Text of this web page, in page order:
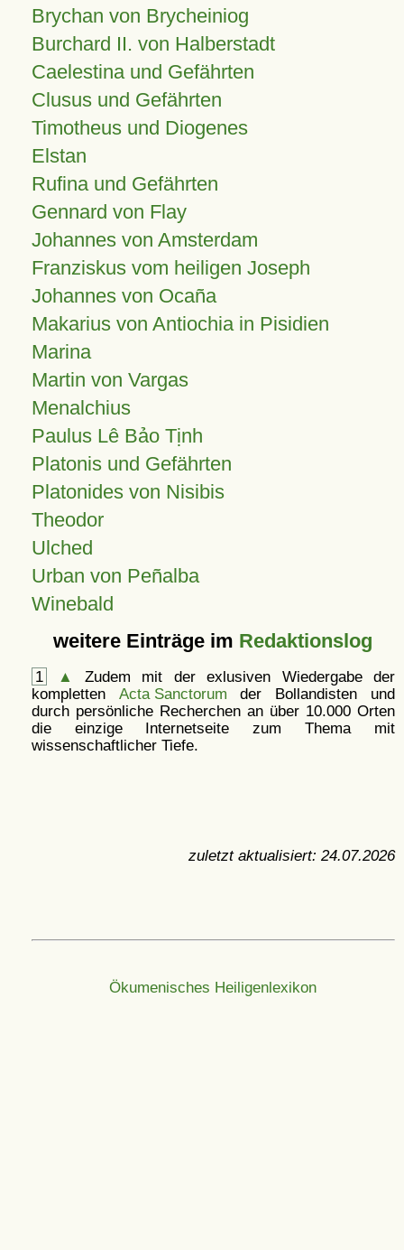
Brychan von Brycheiniog
Burchard II. von Halberstadt
Caelestina und Gefährten
Clusus und Gefährten
Timotheus und Diogenes
Elstan
Rufina und Gefährten
Gennard von Flay
Johannes von Amsterdam
Franziskus vom heiligen Joseph
Johannes von Ocaña
Makarius von Antiochia in Pisidien
Marina
Martin von Vargas
Menalchius
Paulus Lê Bảo Tịnh
Platonis und Gefährten
Platonides von Nisibis
Theodor
Ulched
Urban von Peñalba
Winebald
weitere Einträge im Redaktionslog
1 ▲
Zudem mit der exlusiven Wiedergabe der
kompletten Acta Sanctorum der Bollandisten und
durch persönliche Recherchen an über 10.000 Orten
die einzige Internetseite zum Thema mit
wissenschaftlicher Tiefe.
zuletzt aktualisiert: 24.07.2026
Ökumenisches Heiligenlexikon